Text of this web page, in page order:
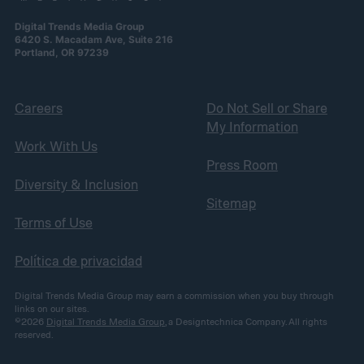
Digital Trends Media Group
6420 S. Macadam Ave, Suite 216
Portland, OR 97239
Careers
Work With Us
Diversity & Inclusion
Terms of Use
Política de privacidad
Do Not Sell or Share
My Information
Press Room
Sitemap
Digital Trends Media Group may earn a commission when you buy through
links on our sites.
©2026 Digital Trends Media Group , a Designtechnica Company. All rights
reserved.